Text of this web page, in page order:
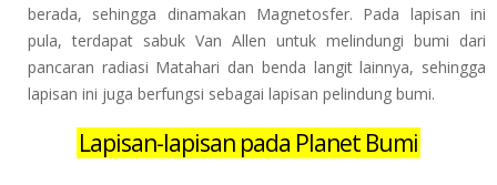
berada, sehingga dinamakan Magnetosfer. Pada lapisan ini
pula, terdapat sabuk Van Allen untuk melindungi bumi dari
pancaran radiasi Matahari dan benda langit lainnya, sehingga
lapisan ini juga berfungsi sebagai lapisan pelindung bumi.
Lapisan-lapisan pada Planet Bumi